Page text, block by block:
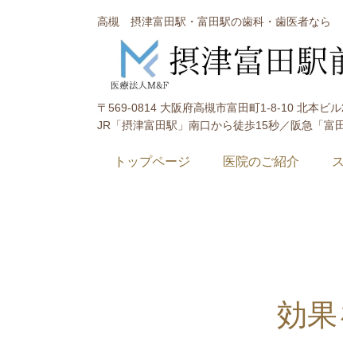
高槻 摂津富田駅・富田駅の歯科・歯医者なら
〒569-0814 大阪府高槻市富田町1-8-10 北本ビ
JR「摂津富田駅」南口から徒歩15秒／阪急「富
トップページ 医院のご紹介
効